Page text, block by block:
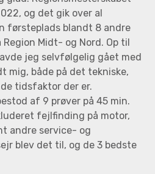
og det gik over al
førsteplads blandt 8 andre
Midt- og Nord. Op til
jeg selvfølgelig gået med
mig, både på det tekniske,
tidsfaktor der er.
af 9 prøver på 45 min.
fejlfinding på motor,
andre service- og
blev det til, og de 3 bedste